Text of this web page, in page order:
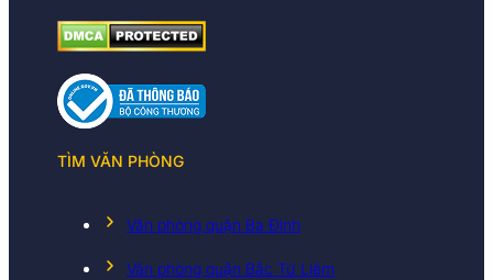
TÌM VĂN PHÒNG
Văn phòng quận Ba Đình
Văn phòng quận Bắc Từ Liêm